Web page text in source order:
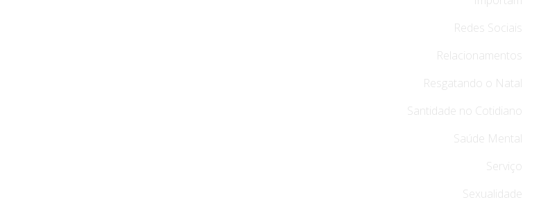
Redes Sociais
Relacionamentos
Resgatando o Natal
Santidade no Cotidiano
Saúde Mental
Serviço
Sexualidade